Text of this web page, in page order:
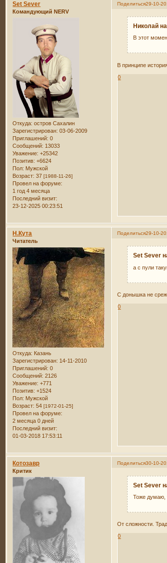
Поделиться29-10-
Set Sever
Командующий NERV
Откуда: остров Сахалин
Зарегистрирован: 03-06-2009
Приглашений: 0
Сообщений: 13033
Уважение: +25342
Позитив: +6624
Пол: Мужской
Возраст: 37[1988-11-26]
Провел на форуме:
1 год 4 месяца
Последний визит:
23-12-2025 00:23:51
Николай
В этот
В принципе
0
Поделиться29-10-
Н.Кута
Читатель
Откуда: Казань
Зарегистрирован: 14-11-2010
Приглашений: 0
Сообщений: 2126
Уважение: +771
Позитив: +1524
Пол: Мужской
Возраст: 54[1972-01-25]
Провел на форуме:
2 месяца 0 дней
Последний визит:
01-03-2018 17:53:11
Set Sever
а с пули
С донышка не
0
Поделиться30-10-
Котозавр
Критик
Set Sever
Тоже думаю,
От сложности.
0